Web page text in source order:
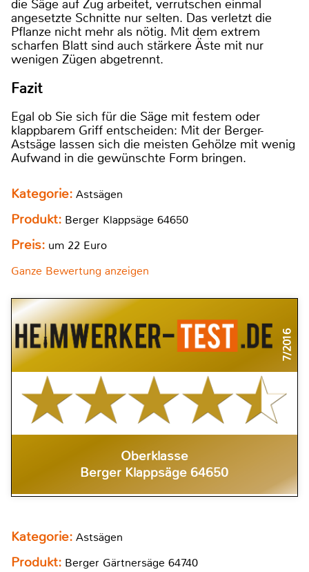
die Säge auf Zug arbeitet, verrutschen einmal
angesetzte Schnitte nur selten. Das verletzt die
Pflanze nicht mehr als nötig. Mit dem extrem
scharfen Blatt sind auch stärkere Äste mit nur
wenigen Zügen abgetrennt.
Fazit
Egal ob Sie sich für die Säge mit festem oder
klappbarem Griff entscheiden: Mit der Berger-
Astsäge lassen sich die meisten Gehölze mit wenig
Aufwand in die gewünschte Form bringen.
Kategorie: Astsägen
Produkt: Berger Klappsäge 64650
Preis: um 22 Euro
Ganze Bewertung anzeigen
7/2016
Oberklasse
Berger Klappsäge 64650
Kategorie: Astsägen
Produkt: Berger Gärtnersäge 64740